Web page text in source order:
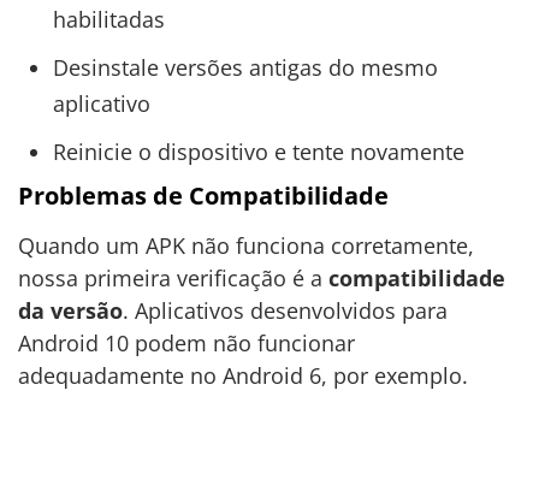
habilitadas
Desinstale versões antigas do mesmo
aplicativo
Reinicie o dispositivo e tente novamente
Problemas de Compatibilidade
Quando um APK não funciona corretamente,
nossa primeira verificação é a compatibilidade
da versão. Aplicativos desenvolvidos para
Android 10 podem não funcionar
adequadamente no Android 6, por exemplo.